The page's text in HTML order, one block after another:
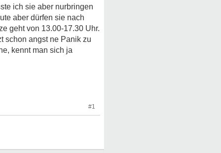
ich sie aber nurbringen
aber dürfen sie nach
geht von 13.00-17.30 Uhr.
schon angst ne Panik zu
kennt man sich ja
#1